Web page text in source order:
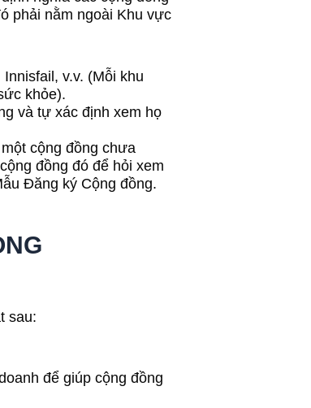
phải nằm ngoài Khu vực
v.v. (Mỗi khu
khỏe).
và tự xác định xem họ
cộng đồng chưa
đồng đó để hỏi xem
Đăng ký Cộng đồng.
sau:
để giúp cộng đồng